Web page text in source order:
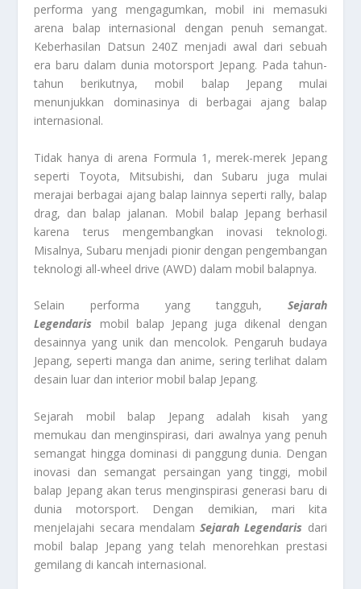
performa yang mengagumkan, mobil ini memasuki
arena balap internasional dengan penuh semangat.
Keberhasilan Datsun 240Z menjadi awal dari sebuah
era baru dalam dunia motorsport Jepang. Pada tahun-
tahun berikutnya, mobil balap Jepang mulai
menunjukkan dominasinya di berbagai ajang balap
internasional.
Tidak hanya di arena Formula 1, merek-merek Jepang
seperti Toyota, Mitsubishi, dan Subaru juga mulai
merajai berbagai ajang balap lainnya seperti rally, balap
drag, dan balap jalanan. Mobil balap Jepang berhasil
karena terus mengembangkan inovasi teknologi.
Misalnya, Subaru menjadi pionir dengan pengembangan
teknologi all-wheel drive (AWD) dalam mobil balapnya.
Selain performa yang tangguh, Sejarah
Legendaris mobil balap Jepang juga dikenal dengan
desainnya yang unik dan mencolok. Pengaruh budaya
Jepang, seperti manga dan anime, sering terlihat dalam
desain luar dan interior mobil balap Jepang.
Sejarah mobil balap Jepang adalah kisah yang
memukau dan menginspirasi, dari awalnya yang penuh
semangat hingga dominasi di panggung dunia. Dengan
inovasi dan semangat persaingan yang tinggi, mobil
balap Jepang akan terus menginspirasi generasi baru di
dunia motorsport. Dengan demikian, mari kita
menjelajahi secara mendalamSejarah Legendaris dari
mobil balap Jepang yang telah menorehkan prestasi
gemilang di kancah internasional.